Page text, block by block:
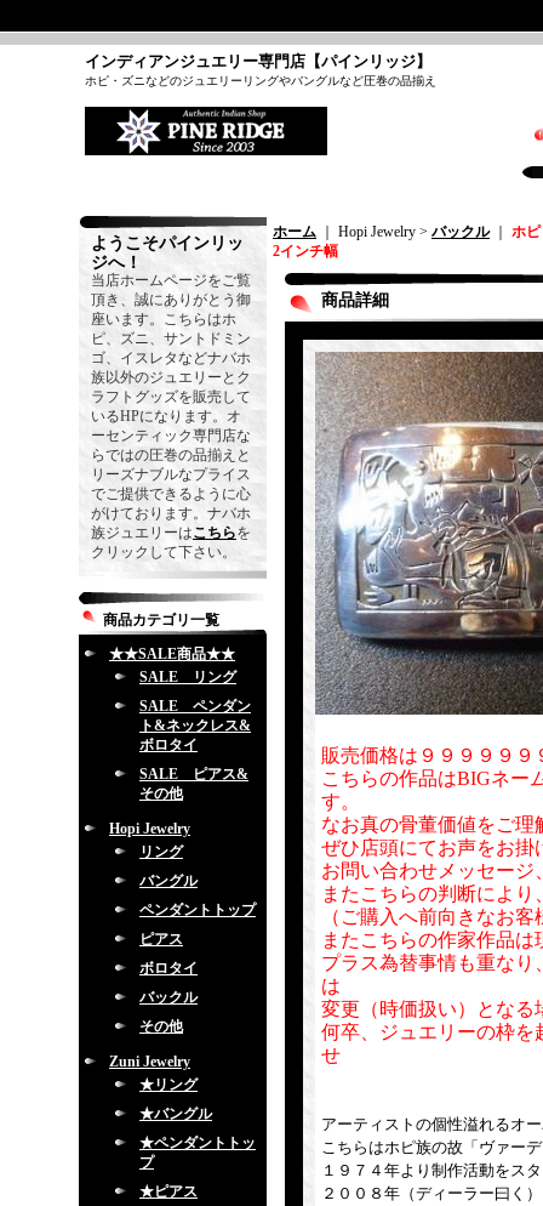
インディアンジュエリー専門店【パインリッジ】
ホピ・ズニなどのジュエリーリングやバングルなど圧巻の品揃え
ようこそパインリッ
ジへ！
当店ホームページをご覧
頂き、誠にありがとう御
座います。こちらはホ
ピ、ズニ、サントドミン
ゴ、イスレタなどナバホ
族以外のジュエリーとク
ラフトグッズを販売して
いるHPになります。オ
ーセンティック専門店な
らではの圧巻の品揃えと
リーズナブルなプライス
でご提供できるように心
がけております。ナバホ
族ジュエリーはこちらを
クリックして下さい。
商品カテゴリ一覧
★★SALE商品★★
SALE リング
SALE ペンダン
ト&ネックレス&
ボロタイ
SALE ピアス&
その他
Hopi Jewelry
リング
バングル
ペンダントトップ
ピアス
ボロタイ
バックル
その他
Zuni Jewelry
★リング
★バングル
★ペンダントトッ
プ
★ピアス
ホーム ｜ Hopi Jewelry > バックル｜ ホ
2インチ幅
商品詳細
販売価格は９９９９９
こちらの作品はBIGネー
す。
なお真の骨董価値をご
ぜひ店頭にてお声をお掛
お問い合わせメッセー
またこちらの判断によ
（ご購入へ前向きなお
またこちらの作家作品
プラス為替事情も重な
は
変更（時価扱い）となる
何卒、ジュエリーの枠を
せ
アーティストの個性溢れるオ
こちらはホピ族の故「ヴァー
１９７４年より制作活動をス
２００８年（ディーラー曰く